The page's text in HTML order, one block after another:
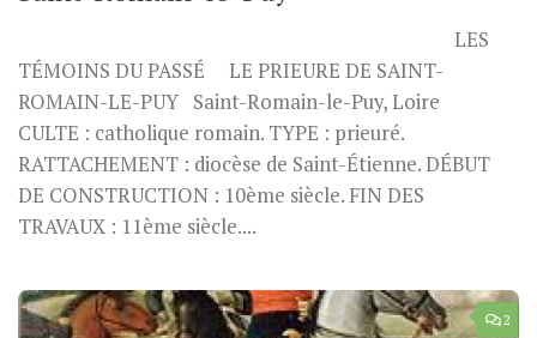
LES
TÉMOINS DU PASSÉ LE PRIEURE DE SAINT-
ROMAIN-LE-PUY Saint-Romain-le-Puy, Loire
CULTE : catholique romain. TYPE : prieuré.
RATTACHEMENT : diocèse de Saint-Étienne. DÉBUT
DE CONSTRUCTION : 10ème siècle. FIN DES
TRAVAUX : 11ème siècle....
2